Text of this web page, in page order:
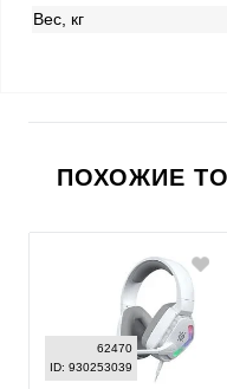
Вес, кг
ПОХОЖИЕ
62470
ID: 930253039